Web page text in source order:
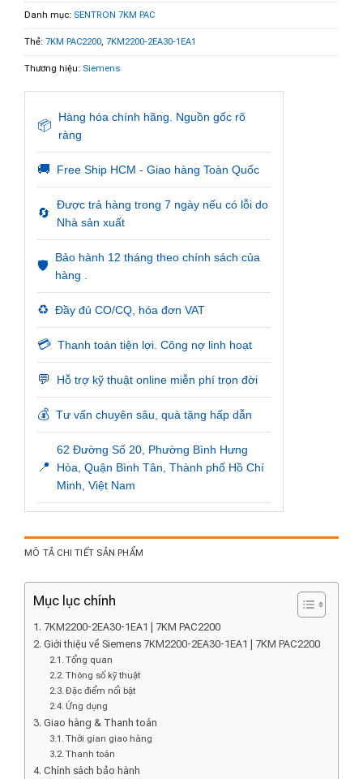
Danh mục: SENTRON 7KM PAC
Thẻ: 7KM PAC2200, 7KM2200-2EA30-1EA1
Thương hiệu: Siemens
📦
Hàng hóa chính hãng. Nguồn gốc rõ
ràng
🚚 Free Ship HCM - Giao hàng Toàn Quốc
🔄
Được trả hàng trong 7 ngày nếu có lỗi do
Nhà sản xuất
🛡️
Bảo hành 12 tháng theo chính sách của
hàng .
♻️ Đầy đủ CO/CQ, hóa đơn VAT
💳 Thanh toán tiện lợi. Công nợ linh hoạt
💬 Hỗ trợ kỹ thuật online miễn phí trọn đời
💰 Tư vấn chuyên sâu, quà tặng hấp dẫn
📍
62 Đường Số 20, Phường Bình Hưng
Hòa, Quận Bình Tân, Thành phố Hồ Chí
Minh, Việt Nam
MÔ TẢ CHI TIẾT SẢN PHẨM
Mục lục chính
7KM2200-2EA30-1EA1 | 7KM PAC2200
Giới thiệu về Siemens 7KM2200-2EA30-1EA1 | 7KM PAC2200
Tổng quan
Thông số kỹ thuật
Đặc điểm nổi bật
Ứng dụng
Giao hàng & Thanh toán
Thời gian giao hàng
Thanh toán
Chính sách bảo hành